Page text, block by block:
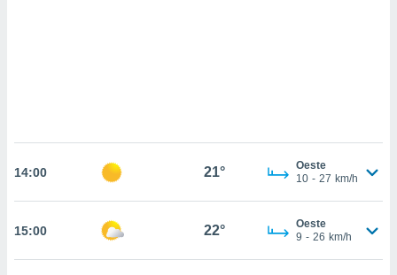
14:00 21°
Oeste
10 - 27 km/h
15:00 22°
Oeste
9 - 26 km/h